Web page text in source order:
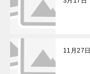
11月27日